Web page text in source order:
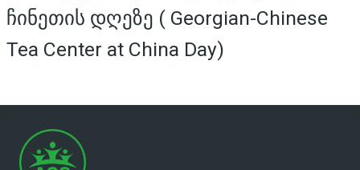
ჩინეთის დღეზე ( Georgian-Chinese
Tea Center at China Day)